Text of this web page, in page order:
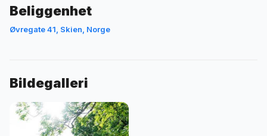
Beliggenhet
Øvregate 41, Skien, Norge
Bildegalleri